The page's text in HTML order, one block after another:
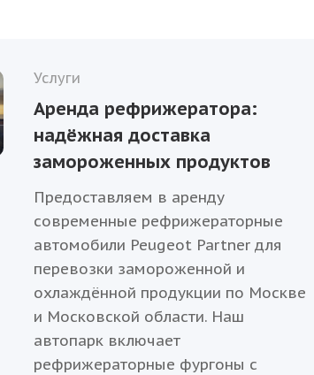
Услуги
Аренда рефрижератора:
надёжная доставка
замороженных продуктов
Предоставляем в аренду
современные рефрижераторные
автомобили Peugeot Partner для
перевозки замороженной и
охлаждённой продукции по Москве
и Московской области. Наш
автопарк включает
рефрижераторные фургоны с